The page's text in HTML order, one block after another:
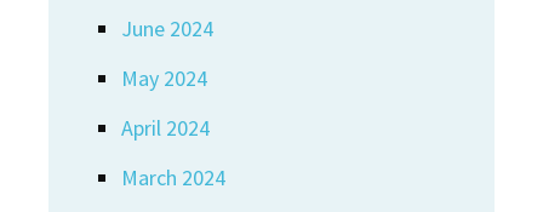
June 2024
May 2024
April 2024
March 2024